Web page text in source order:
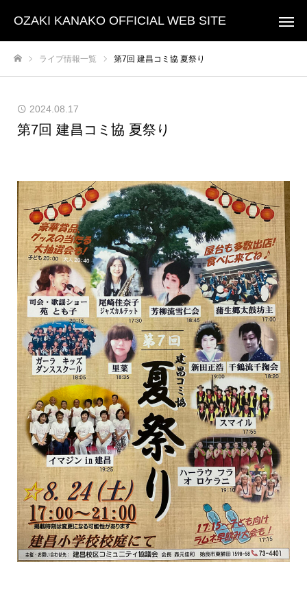
OZAKI KANAKO OFFICIAL WEB SITE
ライブ情報一覧 第7回 建昌コミ協 夏祭り
2024.08.17
第7回 建昌コミ協 夏祭り